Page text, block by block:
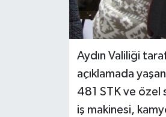
Aydın Valiliği
açıklamada
481 STK ve
iş makinesi,